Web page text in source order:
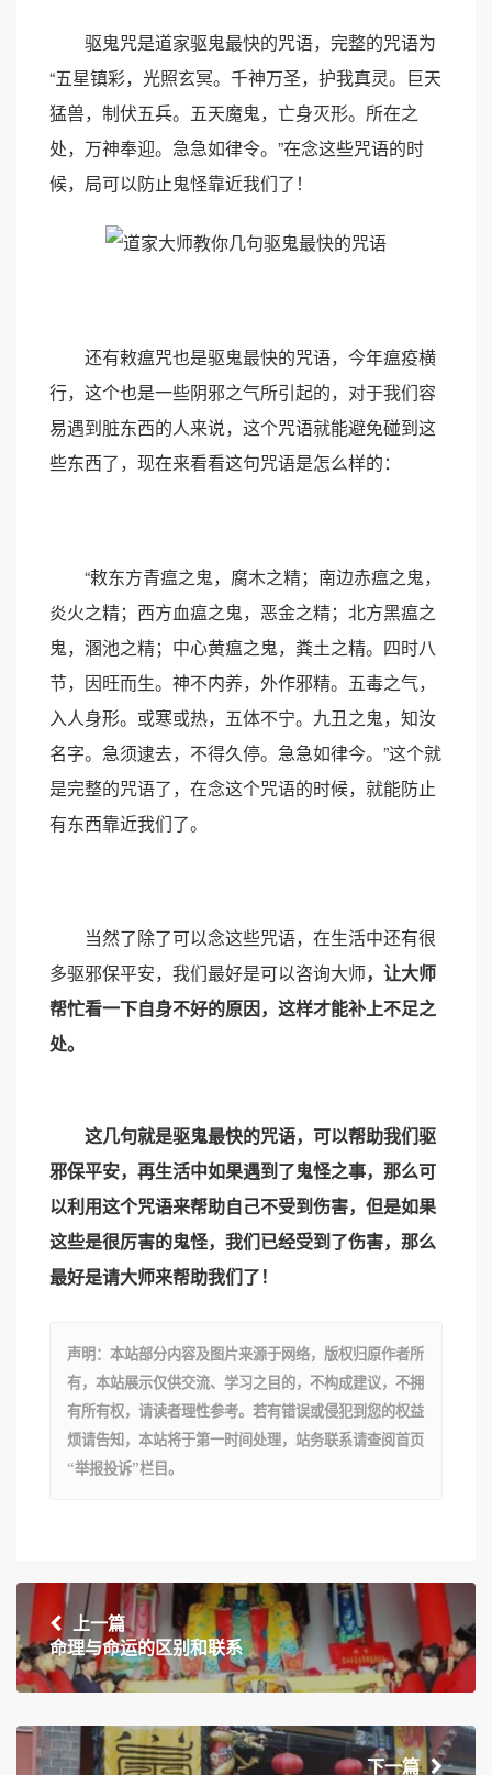
驱鬼咒是道家驱鬼最快的咒语，完整的咒语为
“五星镇彩，光照玄冥。千神万圣，护我真灵。巨天
猛兽，制伏五兵。五天魔鬼，亡身灭形。所在之
处，万神奉迎。急急如律令。”在念这些咒语的时
候，局可以防止鬼怪靠近我们了！
还有敕瘟咒也是驱鬼最快的咒语，今年瘟疫横
行，这个也是一些阴邪之气所引起的，对于我们容
易遇到脏东西的人来说，这个咒语就能避免碰到这
些东西了，现在来看看这句咒语是怎么样的：
“敕东方青瘟之鬼，腐木之精；南边赤瘟之鬼，
炎火之精；西方血瘟之鬼，恶金之精；北方黑瘟之
鬼，溷池之精；中心黄瘟之鬼，粪土之精。四时八
节，因旺而生。神不内养，外作邪精。五毒之气，
入人身形。或寒或热，五体不宁。九丑之鬼，知汝
名字。急须逮去，不得久停。急急如律今。”这个就
是完整的咒语了，在念这个咒语的时候，就能防止
有东西靠近我们了。
当然了除了可以念这些咒语，在生活中还有很
多驱邪保平安，我们最好是可以咨询大师，让大师
帮忙看一下自身不好的原因，这样才能补上不足之
处。
这几句就是驱鬼最快的咒语，可以帮助我们驱
邪保平安，再生活中如果遇到了鬼怪之事，那么可
以利用这个咒语来帮助自己不受到伤害，但是如果
这些是很厉害的鬼怪，我们已经受到了伤害，那么
最好是请大师来帮助我们了！
声明：本站部分内容及图片来源于网络，版权归原作者所
有，本站展示仅供交流、学习之目的，不构成建议，不拥
有所有权，请读者理性参考。若有错误或侵犯到您的权益
烦请告知，本站将于第一时间处理，站务联系请查阅首页
“举报投诉”栏目。
上一篇
命理与命运的区别和联系
下一篇